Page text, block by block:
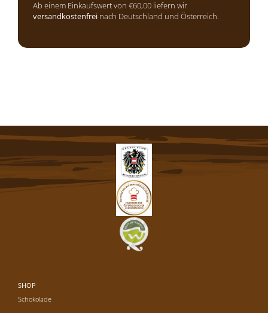
Ab einem Einkaufswert von €60,00 liefern wir
versandkostenfrei nach Deutschland und Österreich.
SHOP
Schokolade